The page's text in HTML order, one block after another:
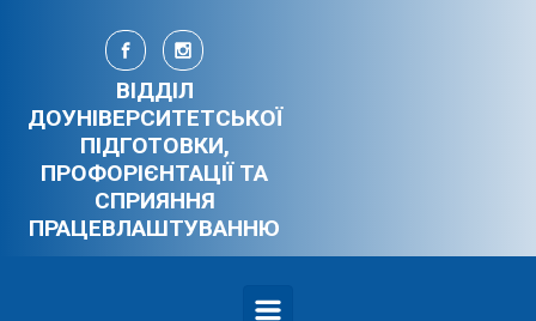
Skip to main content
ВІДДІЛ
ДОУНІВЕРСИТЕТСЬКОЇ
ПІДГОТОВКИ,
ПРОФОРІЄНТАЦІЇ ТА
СПРИЯННЯ
ПРАЦЕВЛАШТУВАННЮ